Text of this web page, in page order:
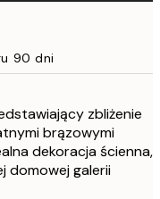
90 dni
zbliżenie
brązowymi
dekoracja ścienna,
domowej galerii